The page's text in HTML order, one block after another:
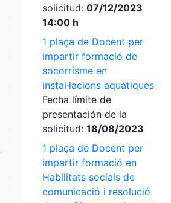
solicitud: 07/12/2023
14:00 h
1 plaça de Docent per
impartir formació de
socorrisme en
instal·lacions aquàtiques
Fecha límite de
presentación de la
solicitud: 18/08/2023
1 plaça de Docent per
impartir formació en
Habilitats socials de
comunicació i resolució